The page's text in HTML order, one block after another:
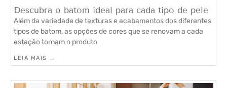
Descubra o batom ideal para cada tipo de pele
Além da variedade de texturas e acabamentos dos diferentes
tipos de batom, as opções de cores que se renovam a cada
estação tornam o produto
LEIA MAIS →